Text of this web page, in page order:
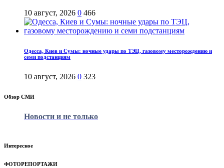
10 август, 2026 0 466
Одесса, Киев и Сумы: ночные удары по ТЭЦ, газовому месторождению и
семи подстанциям
10 август, 2026 0 323
Обзор СМИ
Новости и не только
Интересное
ФОТОРЕПОРТАЖИ